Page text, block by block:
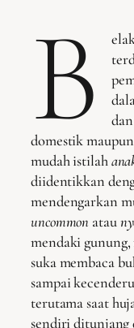
B
domestik
mudah istilah
diidentikkan
mendengarkan
uncommon atau
mendaki
suka membaca
sampai
terutama saat
sendiri ditunjang